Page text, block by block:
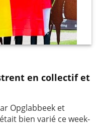
en collectif et
Opglabbeek et
bien varié ce week-